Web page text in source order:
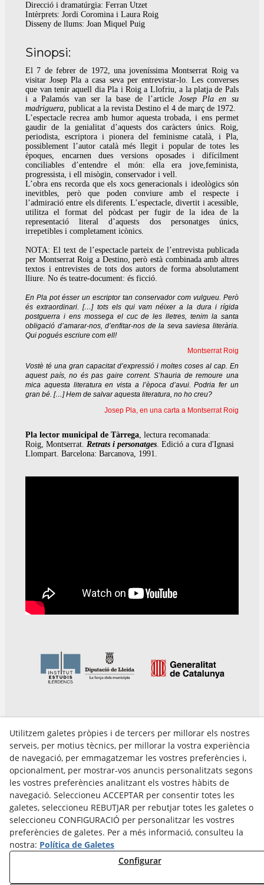
Direcció i dramatúrgia: Ferran Utzet
Intèrprets: Jordi Coromina i Laura Roig
Disseny de llums: Joan Miquel Puig
Sinopsi:
El 7 de febrer de 1972, una joveníssima Montserrat Roig va
visitar Josep Pla a casa seva per entrevistar-lo. Les converses
que van tenir aquell dia Pla i Roig a Llofriu, a la platja de Pals
i a Palamós van ser la base de l’articleJosep Pla en su
madriguera, publicat a la revista Destino el 4 de març de 1972.
L’espectacle recrea amb humor aquesta trobada, i ens permet
gaudir de la genialitat d’aquests dos caràcters únics. Roig,
periodista, escriptora i pionera del feminisme català, i Pla,
possiblement l’autor català més llegit i popular de totes les
èpoques, encarnen dues versions oposades i difícilment
conciliables d’entendre el món: ella era jove,feminista,
progressista, i ell misògin, conservador i vell.
L’obra ens recorda que els xocs generacionals i ideològics són
inevitbles, però que poden conviure amb el respecte i
l’admiració entre els diferents. L’espectacle, divertit i acessible,
utilitza el format del pòdcast per fugir de la idea de la
representació literal d’aquests dos personatges únics,
irrepetibles i completament icònics.
NOTA: El text de l’espectacle parteix de l’entrevista publicada
per Montserrat Roig a Destino, però està combinada amb altres
textos i entrevistes de tots dos autors de forma absolutament
lliure. No és teatre-document: és ficció.
En Pla pot ésser un escriptor tan conservador com vulgueu. Però
és extraordinari. […] tots els qui vam néixer a la dura i rígida
postguerra i ens mossega el cuc de les lletres, tenim la santa
obligació d’amarar-nos, d’enfitar-nos de la seva saviesa literària.
Qui pogués escriure com ell!
Montserrat Roig
Vostè té una gran capacitat d’expressió i moltes coses al cap. En
aquest país, no és pas gaire corrent. S’hauria de remoure una
mica aquesta literatura en vista a l’època d’avui. Podria fer un
gran bé. […] Hem de salvar aquesta literatura, no ho creu?
Josep Pla, en una carta a Montserrat Roig
Pla lector municipal de Tàrrega, lectura recomanada:
Roig, Montserrat.Retrats i personatges. Edició a cura d'Ignasi
Llompart. Barcelona: Barcanova, 1991.
Avís Legal
Política Cookies
Política de Privacitat
Utilitzem galetes pròpies i de tercers per millorar els nostres
serveis, per motius tècnics, per millorar la vostra experiència
de navegació, per emmagatzemar les vostres preferències i,
opcionalment, per mostrar-vos anuncis personalitzats segons
les vostres preferències analitzant els vostres hàbits de
navegació. Seleccioneu ACCEPTAR per consentir totes les
galetes, seleccioneu REBUTJAR per rebutjar totes les galetes o
seleccioneu CONFIGURACIÓ per personalitzar les vostres
preferències de galetes. Per a més informació, consulteu la
nostra: Política de Galetes
Configurar